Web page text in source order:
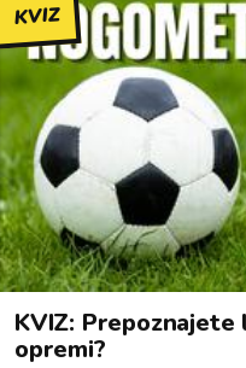
KVIZ
KVIZ:
opremi?